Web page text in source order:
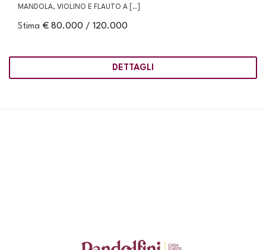
MANDOLA, VIOLINO E FLAUTO A [..]
Stima € 80.000 / 120.000
DETTAGLI